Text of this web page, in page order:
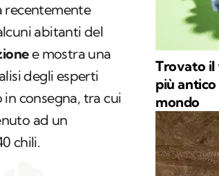
recentemente
abitanti del
e mostra una
degli esperti
consegna, tra cui
ad un
chili.
Trovato il
più antico
mondo